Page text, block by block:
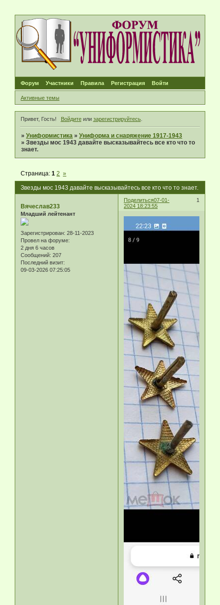
Форум Участники Правила Регистрация Войти
Активные темы
Привет, Гость! Войдитеили зарегистрируйтесь.
»Униформистика »Униформа и снаряжение 1917-1943
»Звезды мос 1943 давайте высказывайтесь все кто что то
знает.
Звезды мос 1943 давайте высказывайтесь все кто что то знает.
Страница:1 2 »
Поделиться 1
07-01-
2024 18:23:55
Вячеслав233
Младший лейтенант
Зарегистрирован: 28-11-2023
Провел на форуме:
2 дня 6 часов
Сообщений: 207
Последний визит:
09-03-2026 07:25:05